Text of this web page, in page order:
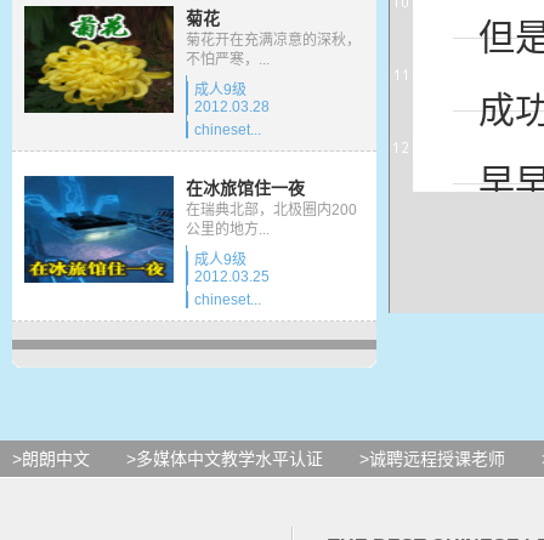
菊花
菊花开在充满凉意的深秋，
不怕严寒，...
成人9级
2012.03.28
chineset...
在冰旅馆住一夜
在瑞典北部，北极圈内200
公里的地方...
成人9级
2012.03.25
chineset...
但
成
早
舒
>朗朗中文 >多媒体中文教学水平认证 >诚聘远程授课老师